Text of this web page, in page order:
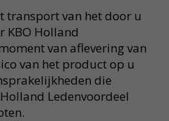
transport van het door u
KBO Holland
van aflevering van
van het product op u
die
Ledenvoordeel